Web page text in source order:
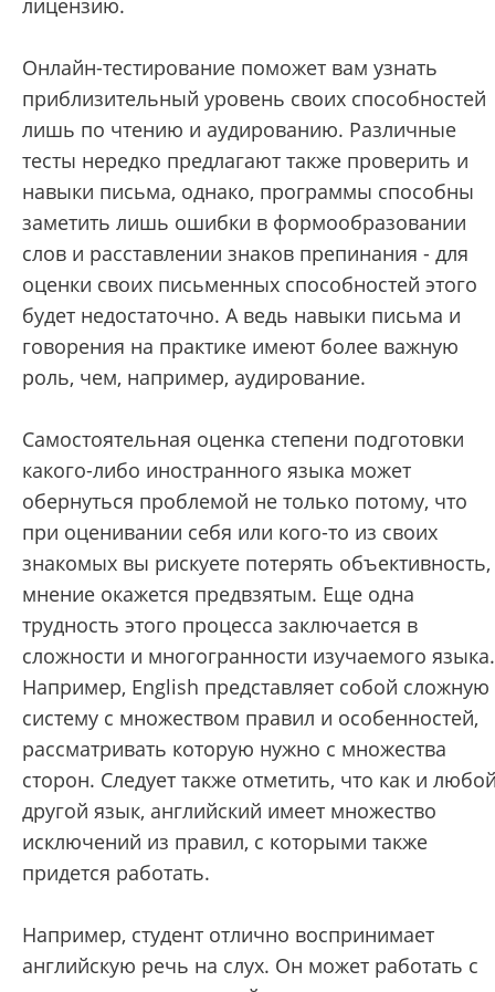
лицензию.
Онлайн-тестирование поможет вам узнать
приблизительный уровень своих способностей
лишь по чтению и аудированию. Различные
тесты нередко предлагают также проверить и
навыки письма, однако, программы способны
заметить лишь ошибки в формообразовании
слов и расставлении знаков препинания - для
оценки своих письменных способностей этого
будет недостаточно. А ведь навыки письма и
говорения на практике имеют более важную
роль, чем, например, аудирование.
Самостоятельная оценка степени подготовки
какого-либо иностранного языка может
обернуться проблемой не только потому, что
при оценивании себя или кого-то из своих
знакомых вы рискуете потерять
мнение окажется предвзятым. Еще одна
трудность этого процесса заключается в
сложности и многогранности изучаемого языка.
Например, English представляет собой сложную
систему с множеством правил и особенностей,
рассматривать которую нужно с множества
сторон. Следует также отметить, что как и
другой язык, английский имеет множество
исключений из правил, с которыми также
придется работать.
Например, студент отлично воспринимает
английскую речь на слух. Он может работать с